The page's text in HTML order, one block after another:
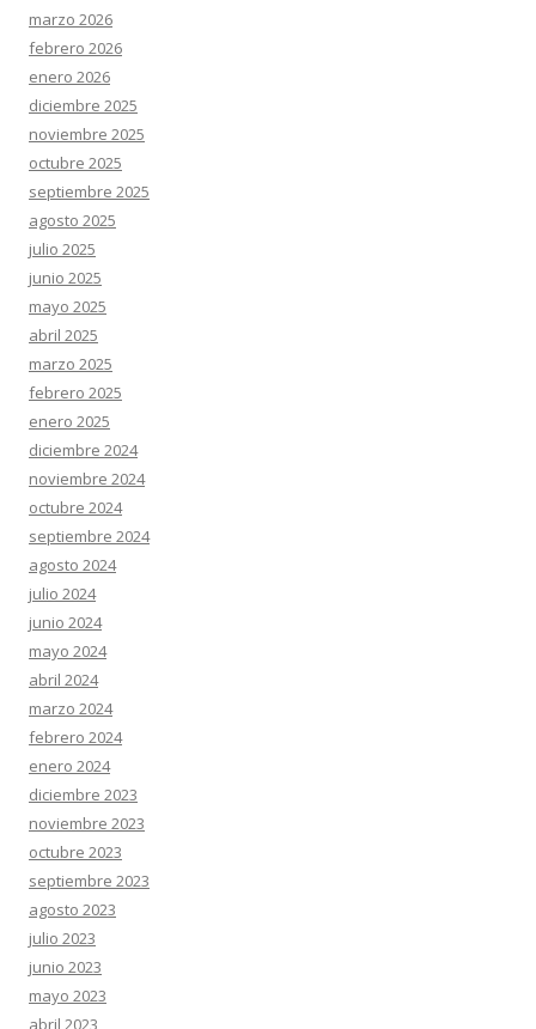
marzo 2026
febrero 2026
enero 2026
diciembre 2025
noviembre 2025
octubre 2025
septiembre 2025
agosto 2025
julio 2025
junio 2025
mayo 2025
abril 2025
marzo 2025
febrero 2025
enero 2025
diciembre 2024
noviembre 2024
octubre 2024
septiembre 2024
agosto 2024
julio 2024
junio 2024
mayo 2024
abril 2024
marzo 2024
febrero 2024
enero 2024
diciembre 2023
noviembre 2023
octubre 2023
septiembre 2023
agosto 2023
julio 2023
junio 2023
mayo 2023
abril 2023